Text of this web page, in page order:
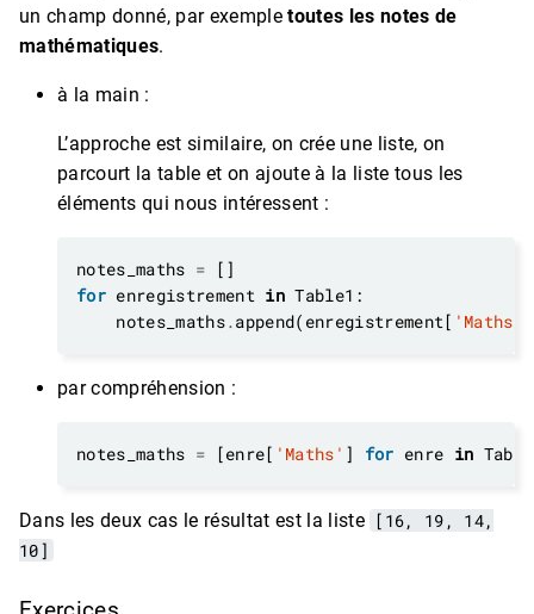
un champ donné, par exempletoutes les notes de
mathématiques.
à la main :
L’approche est similaire, on crée une liste, on
parcourt la table et on ajoute à la liste tous les
éléments qui nous intéressent :
notes_maths =
for enregistrement in
    notes_maths
.append(enregistrement[ 'Maths'
par compréhension :
notes_maths = [enre[ 'Maths' ] for enre in
Dans les deux cas le résultat est la liste [16, 19, 14,
10]